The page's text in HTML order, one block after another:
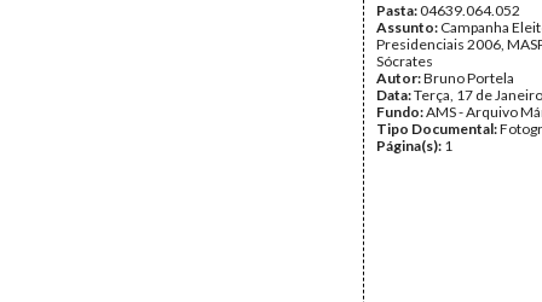
Pasta:04639.064.052
Assunto: Campanha
Presidenciais 2006,
Sócrates
Autor:Bruno Portela
Data:Terça, 17 de
Fundo:AMS - Arquivo
Tipo Documental:
Página(s): 1